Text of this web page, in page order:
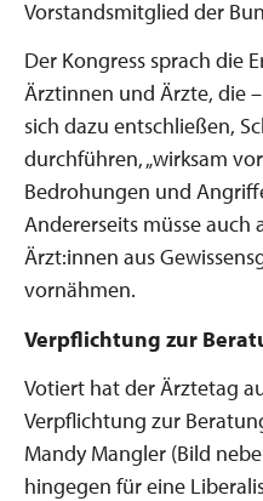
Vorstandsmitglied der
Der Kongress sprach die
Ärztinnen und Ärzte, die
sich dazu entschließen,
durchführen, „wirksam
Bedrohungen und
Andererseits müsse auch
Ärzt:innen aus
vornähmen.
Verpflichtung zur
Votiert hat der Ärztetag
Verpflichtung zur
Mandy Mangler (Bild
hingegen für eine